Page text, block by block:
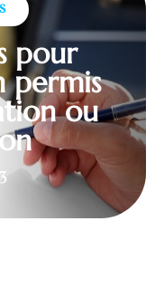
pour
permis
ou